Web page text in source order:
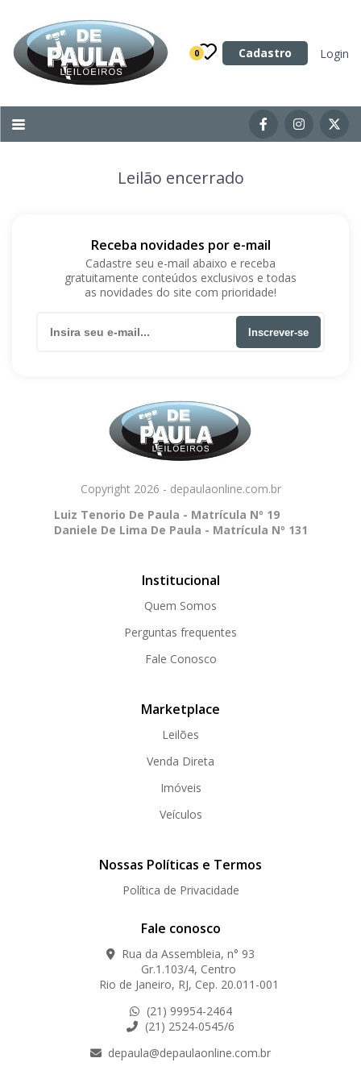
0 Cadastro Login
Categoria
Imóveis
Acessórios para Veículos
Máquinas
Leilão encerrado
Receba novidades por e-mail
Cadastre seu e-mail abaixo e receba
gratuitamente conteúdos exclusivos e todas
as novidades do site com prioridade!
Inscrever-se
Copyright 2026 - depaulaonline.com.br
Luiz Tenorio De Paula - Matrícula Nº 19
Daniele De Lima De Paula - Matrícula Nº 131
Institucional
Quem Somos
Perguntas frequentes
Fale Conosco
Marketplace
Leilões
Venda Direta
Imóveis
Veículos
Nossas Políticas e Termos
Política de Privacidade
Fale conosco
Rua da Assembleia, n° 93
Gr.1.103/4, Centro
Rio de Janeiro, RJ, Cep. 20.011-001
(21) 99954-2464
(21) 2524-0545/6
depaula@depaulaonline.com.br